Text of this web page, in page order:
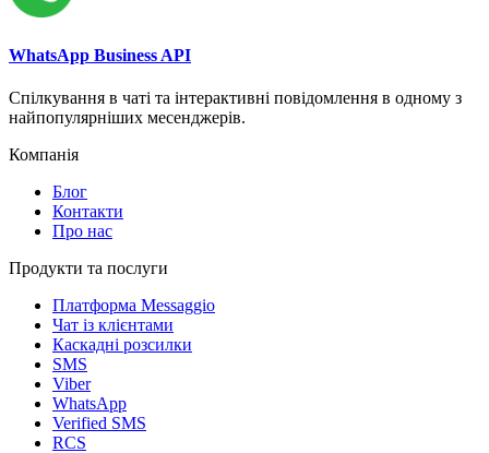
WhatsApp Business API
Спілкування в чаті та інтерактивні повідомлення в одному з
найпопулярніших месенджерів.
Компанія
Блог
Контакти
Про нас
Продукти та послуги
Платформа Messaggio
Чат із клієнтами
Каскадні розсилки
SMS
Viber
WhatsApp
Verified SMS
RCS